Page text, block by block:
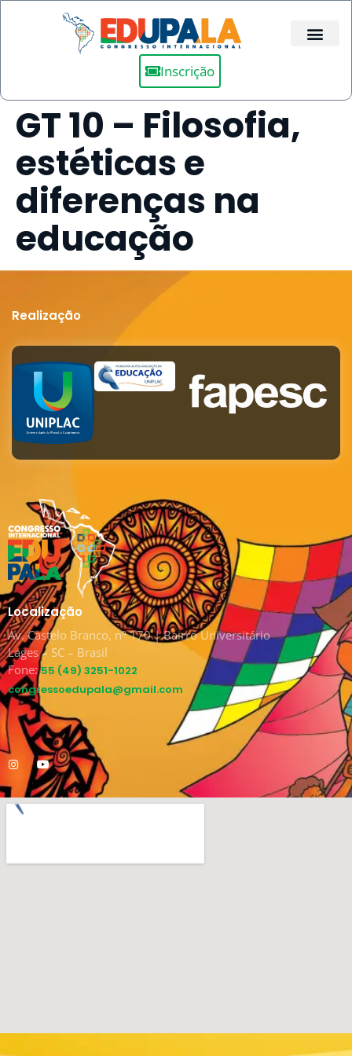
Inscrição
GT 10 – Filosofia,
estéticas e
diferenças na
educação
Realização
Localização
Av. Castelo Branco, nº 170 | Bairro Universitário
Lages – SC – Brasil
Fone:55 (49) 3251-1022
congressoedupala@gmail.com